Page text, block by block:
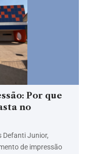
Por que
no
Defanti Junior,
de impressão